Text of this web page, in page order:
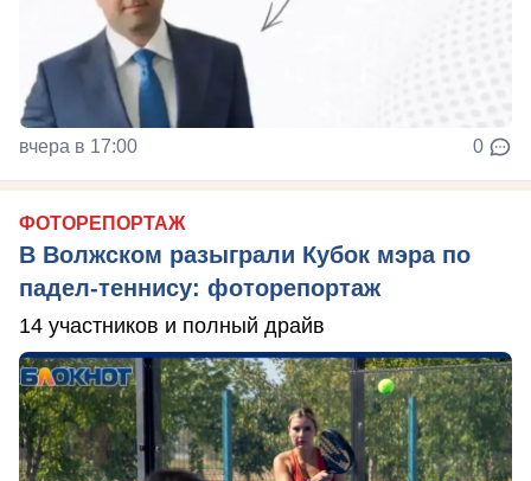
вчера в 17:00 0
ФОТОРЕПОРТАЖ
В Волжском разыграли Кубок мэра по
падел-теннису: фоторепортаж
14 участников и полный драйв